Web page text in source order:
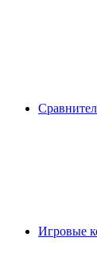
Игровые